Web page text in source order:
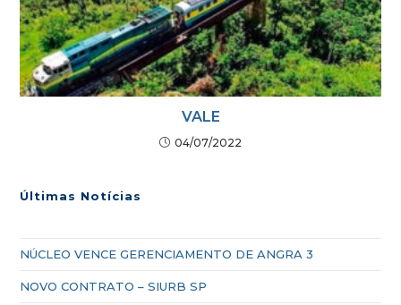
VALE
04/07/2022
Últimas Notícias
NÚCLEO VENCE GERENCIAMENTO DE ANGRA 3
NOVO CONTRATO – SIURB SP